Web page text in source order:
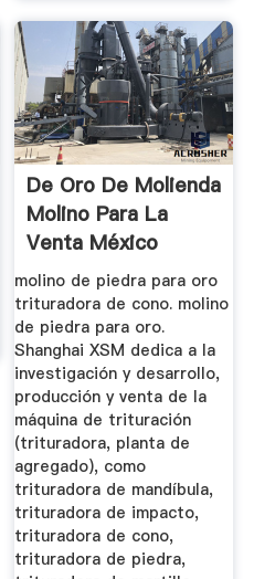
De Oro De Molienda
Molino Para La
Venta México
molino de piedra para oro
trituradora de cono. molino
de piedra para oro.
Shanghai XSM dedica a la
investigación y desarrollo,
producción y venta de la
máquina de trituración
(trituradora, planta de
agregado), como
trituradora de mandíbula,
trituradora de impacto,
trituradora de cono,
trituradora de piedra,